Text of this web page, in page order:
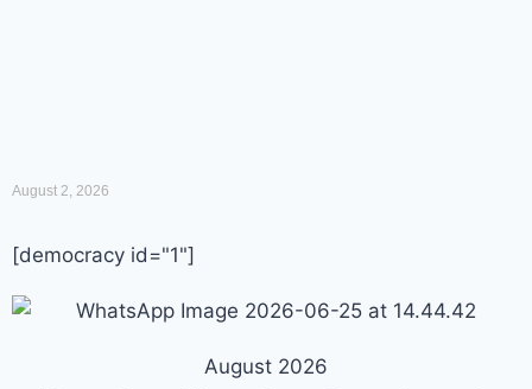
August 2, 2026
[democracy id="1"]
August 2026